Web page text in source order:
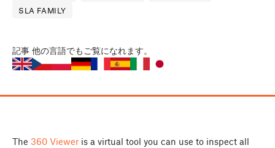
SLA FAMILY
記事 他の言語でもご覧になれます。
The 360 Viewer is a virtual tool you can use to inspect all